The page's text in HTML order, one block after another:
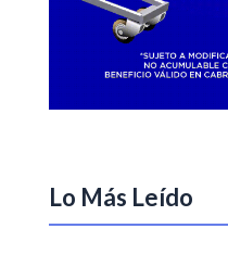
Lo Más Leído